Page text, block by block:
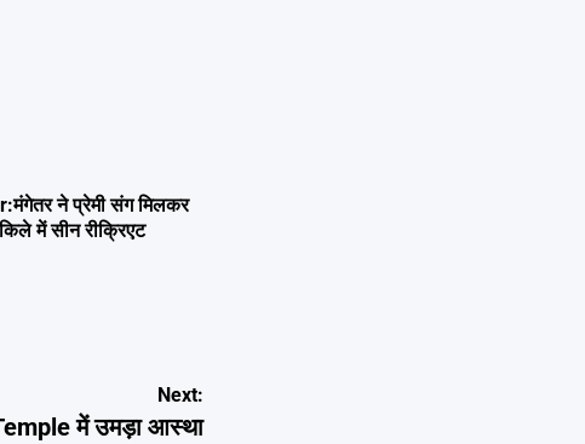
ने प्रेमी संग मिलकर
में सीन रीक्रिएट
Next:
में उमड़ा आस्था